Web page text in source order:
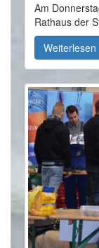
Am
Rathaus der
Weiterlesen